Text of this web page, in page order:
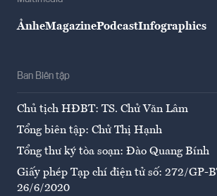
ẢnheMagazinePodcastInfographics
Ban Biên tập
Chủ tịch HĐBT: TS. Chử Văn Lâm
Tổng biên tập: Chử Thị Hạnh
Tổng thư ký tòa soạn: Đào Quang Bính
Giấy phép Tạp chí điện tử số: 272/GP-
26/6/2020